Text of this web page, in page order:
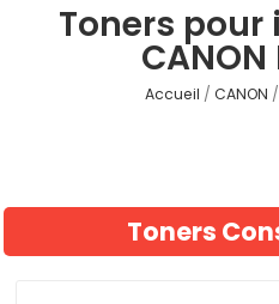
Toners
CANON
Accueil CANON
Toners